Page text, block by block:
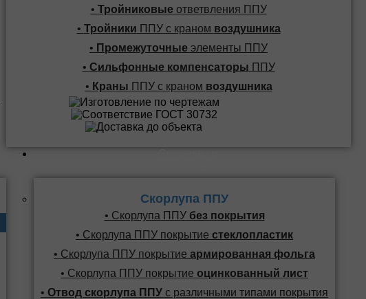
• Тройниковые ответвления ППУ
• Тройники ППУ с краном воздушника
• Промежуточные элементы ППУ
• Сильфонные компенсаторы ППУ
• Краны ППУ с краном воздушника
Скорлупа ППУ
• Скорлупа ППУбез покрытия
• Скорлупа ППУ покрытие стеклопластик
• Скорлупа ППУ покрытие армированная фольга
• Скорлупа ППУ покрытие оцинкованный лист
• Отвод скорлупа ППУ с различными типами покрытия